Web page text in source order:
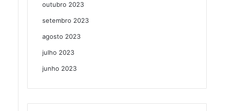
outubro 2023
setembro 2023
agosto 2023
julho 2023
junho 2023